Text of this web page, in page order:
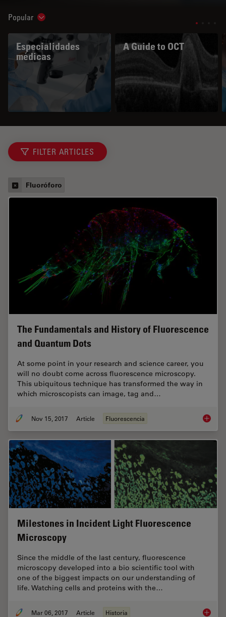
Popular Show subnavigation
Especialidades
médicas
A Guide to OCT
FILTER ARTICLES
Fluoróforo
The Fundamentals and History of Fluorescence
and Quantum Dots
At some point in your research and science career, you
will no doubt come across fluorescence microscopy.
This ubiquitous technique has transformed the way in
which microscopists can image, tag and…
Nov 15, 2017 Article Fluorescencia The
Milestones in Incident Light Fluorescence
Microscopy
Since the middle of the last century, fluorescence
microscopy developed into a bio scientific tool with
one of the biggest impacts on our understanding of
life. Watching cells and proteins with the…
Mar 06, 2017 Article Historia